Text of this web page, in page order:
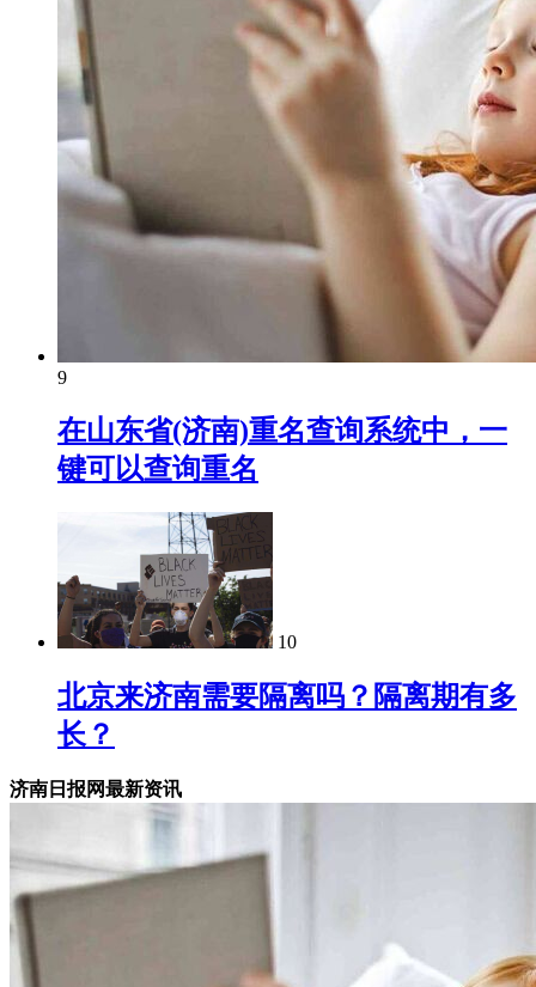
9
在山东省(济南)重名查询系统中，一
键可以查询重名
10
北京来济南需要隔离吗？隔离期有多
长？
济南日报网最新资讯